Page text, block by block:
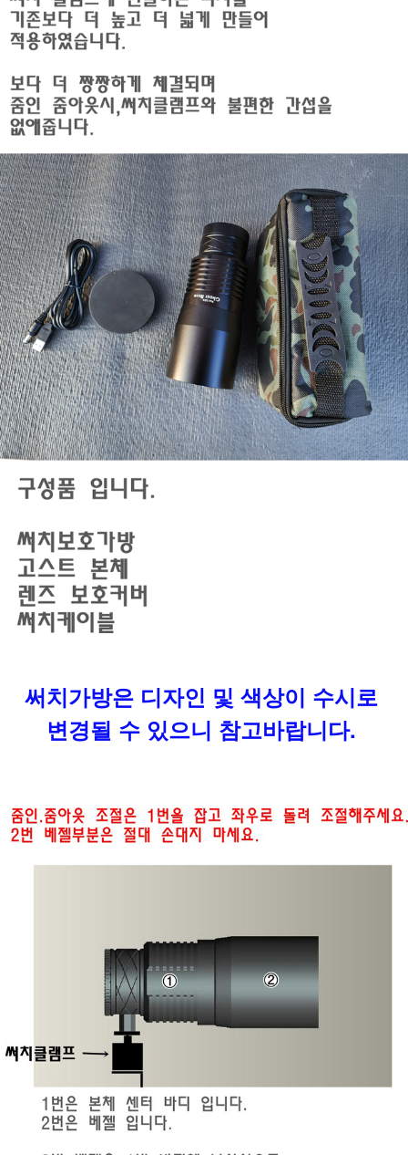
써치가방은 디자인 및 색상이 수시로
변경될 수 있으니 참고바랍니다.